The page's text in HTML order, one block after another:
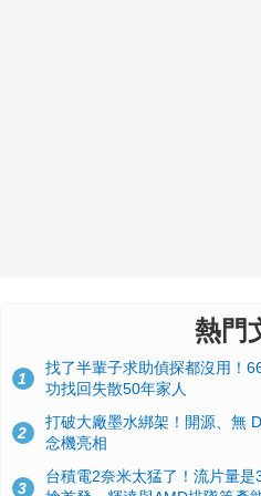
熱門
1
找了半輩子求助偵探都沒用！
功找回失散50年家人
2
打破大廠墨水綁架！開源、無
念機亮相
3
台積電2奈米太猛了！流片量